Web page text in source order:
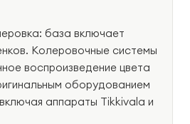
база включает
Колеровочные системы
воспроизведение цвета
оборудованием
аппараты Tikkivala и